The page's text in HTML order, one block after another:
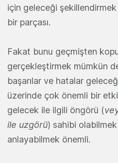
için geleceği şekillendirmek
bir parçası.
Fakat bunu geçmişten
gerçekleştirmek mümkün
başarılar ve hatalar
üzerinde çok önemli bir
gelecek ile ilgili öngörü (
ile uzgörü) sahibi
anlayabilmek önemli.